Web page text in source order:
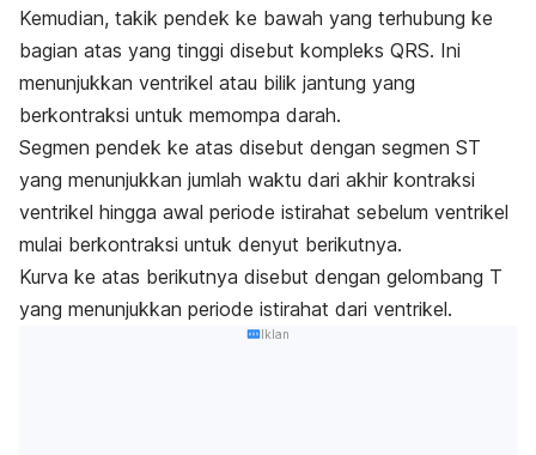
Kemudian, takik pendek ke bawah yang terhubung ke
bagian atas yang tinggi disebut kompleks QRS. Ini
menunjukkan ventrikel atau bilik jantung yang
berkontraksi untuk memompa darah.
Segmen pendek ke atas disebut dengan segmen ST
yang menunjukkan jumlah waktu dari akhir kontraksi
ventrikel hingga awal periode istirahat sebelum ventrikel
mulai berkontraksi untuk denyut berikutnya.
Kurva ke atas berikutnya disebut dengan gelombang T
yang menunjukkan periode istirahat dari ventrikel.
Iklan